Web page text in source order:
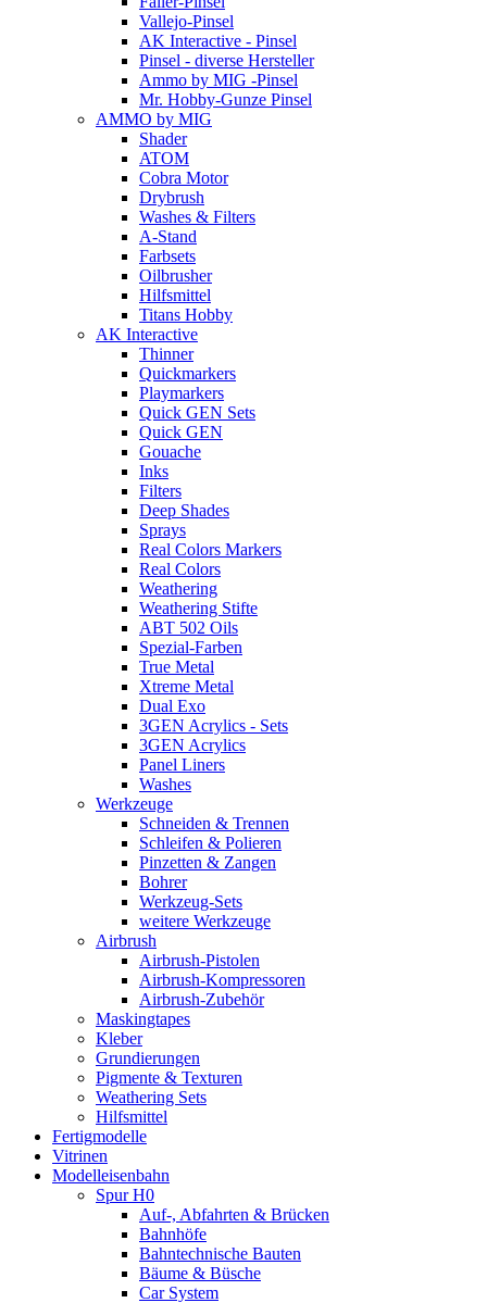
Vallejo-Pinsel
AK Interactive - Pinsel
Pinsel - diverse Hersteller
Ammo by MIG -Pinsel
Mr. Hobby-Gunze Pinsel
AMMO by MIG
Shader
ATOM
Cobra Motor
Drybrush
Washes & Filters
A-Stand
Farbsets
Oilbrusher
Hilfsmittel
Titans Hobby
AK Interactive
Thinner
Quickmarkers
Playmarkers
Quick GEN Sets
Quick GEN
Gouache
Inks
Filters
Deep Shades
Sprays
Real Colors Markers
Real Colors
Weathering
Weathering Stifte
ABT 502 Oils
Spezial-Farben
True Metal
Xtreme Metal
Dual Exo
3GEN Acrylics - Sets
3GEN Acrylics
Panel Liners
Washes
Werkzeuge
Schneiden & Trennen
Schleifen & Polieren
Pinzetten & Zangen
Bohrer
Werkzeug-Sets
weitere Werkzeuge
Airbrush
Airbrush-Pistolen
Airbrush-Kompressoren
Airbrush-Zubehör
Maskingtapes
Kleber
Grundierungen
Pigmente & Texturen
Weathering Sets
Hilfsmittel
Fertigmodelle
Vitrinen
Modelleisenbahn
Spur H0
Auf-, Abfahrten & Brücken
Bahnhöfe
Bahntechnische Bauten
Bäume & Büsche
Car System